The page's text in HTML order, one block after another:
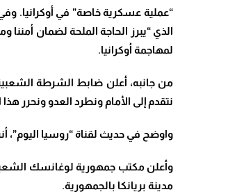
“عملية عسكرية خاصة” في أوكرانيا.
الذي “يبرز الحاجة الملحة لضمان
لمهاجمة أوكرانيا.
من جانبه، أعلن ضابط الشرطة
نتقدم إلى الأمام ونطرد العدو ونحرر
واوضح في حديث لقناة “روسيا
مدينة بريانكا بالجمهورية.